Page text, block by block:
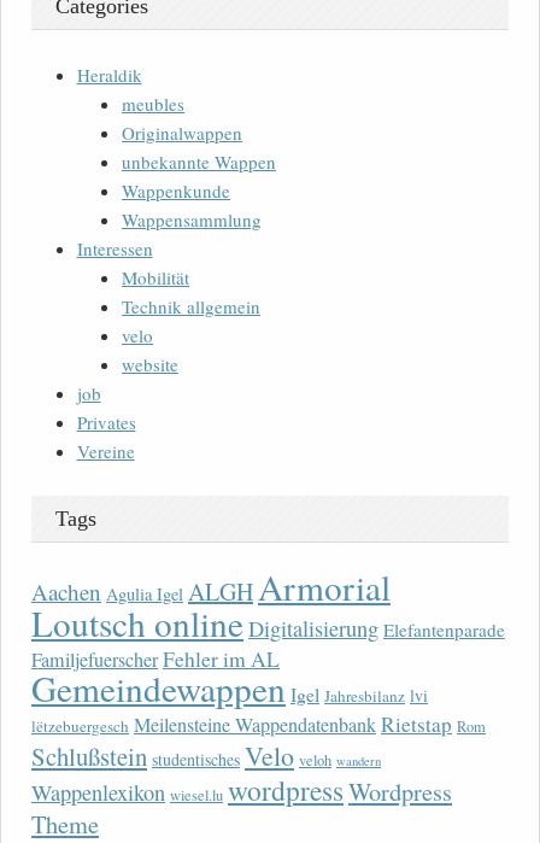
Categories
Heraldik
meubles
Originalwappen
unbekannte Wappen
Wappenkunde
Wappensammlung
Interessen
Mobilität
Technik allgemein
velo
website
job
Privates
Vereine
Tags
Aachen Agulia Igel ALGHArmorial
Loutsch onlineDigitalisierung Elefantenparade
FamiljefuerscherFehler im AL
Gemeindewappen Igel Jahresbilanz lvi
lëtzebuergesch Meilensteine WappendatenbankRietstap Rom
Schlußstein studentisches Velo veloh wandern
Wappenlexikon wiesel.lu wordpressWordpress
Theme